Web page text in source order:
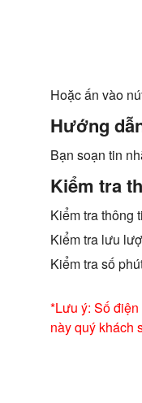
Hoặc ấn vào
Hướng
Bạn soạn tin
Kiểm tra
Kiểm tra thông
Kiểm tra lưu
Kiểm tra số
*Lưu ý: Số
này quý khách